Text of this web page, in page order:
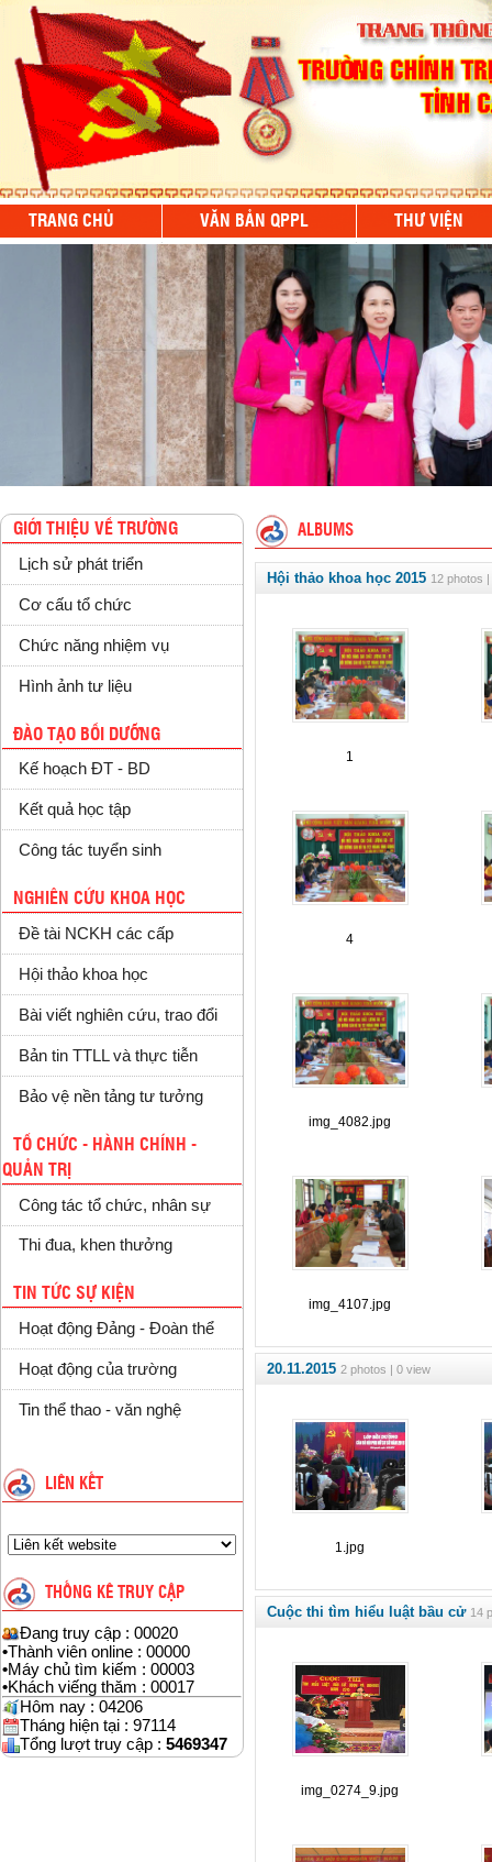
TRANG CHỦ VĂN BẢN QPPL THƯ VIỆN
GIỚI THIỆU VỀ TRƯỜNG
Lịch sử phát triển
Cơ cấu tổ chức
Chức năng nhiệm vụ
Hình ảnh tư liệu
ĐÀO TẠO BỒI DƯỠNG
Kế hoạch ĐT - BD
Kết quả học tập
Công tác tuyển sinh
NGHIÊN CỨU KHOA HỌC
Đề tài NCKH các cấp
Hội thảo khoa học
Bài viết nghiên cứu, trao đổi
Bản tin TTLL và thực tiễn
Bảo vệ nền tảng tư tưởng
TỔ CHỨC - HÀNH CHÍNH -
QUẢN TRỊ
Công tác tổ chức, nhân sự
Thi đua, khen thưởng
TIN TỨC SỰ KIỆN
Hoạt động Đảng - Đoàn thể
Hoạt động của trường
Tin thể thao - văn nghệ
LIÊN KẾT
THỐNG KÊ TRUY CẬP
Đang truy cập : 00020
•Thành viên online : 00000
•Máy chủ tìm kiếm : 00003
•Khách viếng thăm : 00017
Hôm nay : 04206
Tháng hiện tại : 97114
Tổng lượt truy cập : 5469347
ALBUMS
Hội thảo khoa học 2015 12 photos
1
4
img_4082.jpg
img_4107.jpg
20.11.2015 2 photos | 0 view
1.jpg
Cuộc thi tìm hiểu luật bầu cử 14
img_0274_9.jpg